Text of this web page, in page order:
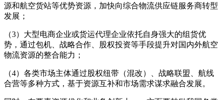
源和航空货站等优势资源，加快向综合物流供应链服务商转型
发展；
（3）大型电商企业或货运代理企业依托自身强大的组货优
势，通过包机、战略合作、股权投资等手段提升对国内外航空
物流资源的整合能力；
（4）各类市场主体通过股权纽带（混改）、战略联盟、航线
合营等多种方式，基于资源互补和市场需求谋求融合发展。